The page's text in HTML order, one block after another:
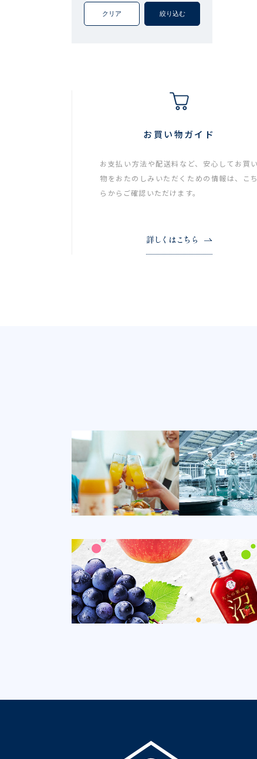
クリア 絞り込む
お買い物ガイド
お支払い方法や配送料など、安心してお買い
物をおたのしみいただくための情報は、こち
らからご確認いただけます。
詳しくはこちら